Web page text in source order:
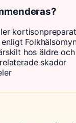
hos äldre
skador